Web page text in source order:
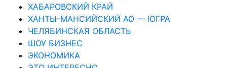
ХАБАРОВСКИЙ КРАЙ
ХАНТЫ-МАНСИЙСКИЙ АО — ЮГРА
ЧЕЛЯБИНСКАЯ ОБЛАСТЬ
ШОУ БИЗНЕС
ЭКОНОМИКА